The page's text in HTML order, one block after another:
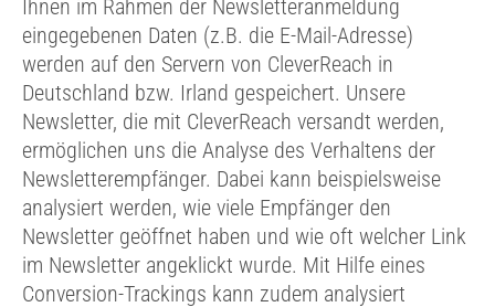
Ihnen im Rahmen der Newsletteranmeldung
eingegebenen Daten (z.B. die E-Mail-Adresse)
werden auf den Servern von CleverReach in
Deutschland bzw. Irland gespeichert. Unsere
Newsletter, die mit CleverReach versandt werden,
ermöglichen uns die Analyse des Verhaltens der
Newsletterempfänger. Dabei kann beispielsweise
analysiert werden, wie viele Empfänger den
Newsletter geöffnet haben und wie oft welcher Link
im Newsletter angeklickt wurde. Mit Hilfe eines
Conversion-Trackings kann zudem analysiert